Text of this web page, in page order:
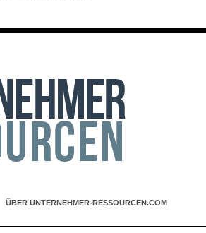
ÜBER UNTERNEHMER-RESSOURCEN.COM